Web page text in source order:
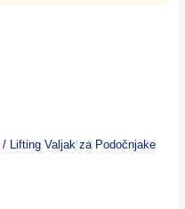
/ Lifting Valjak za Podočnjake